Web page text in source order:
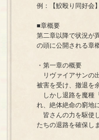
例：【鮫殴り同好会
■章概要
第二章以降で状況が
の頭に公開される章
・第一章の概要
リヴァイアサンの
被害を受け、撤退を
しかし退路を魔種
れ、絶体絶命の窮地
皆さんの力を駆使
たちの退路を確保し